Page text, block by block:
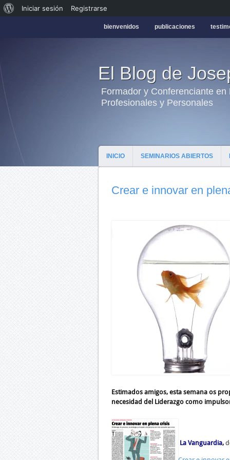
bienvenidos publicaciones
El Blog de
Formador y Conferenciante
Profesionales y Personales
INICIO SEMINARIOS ABIERTOS
Crear e innovar en
Estimados amigos, esta semana os
necesidad del Liderazgo como
La Vanguardia,
Iniciar sesión Registrarse